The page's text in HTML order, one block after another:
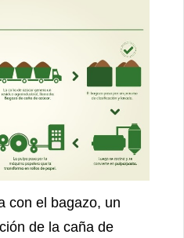
con el bagazo, un
de la caña de